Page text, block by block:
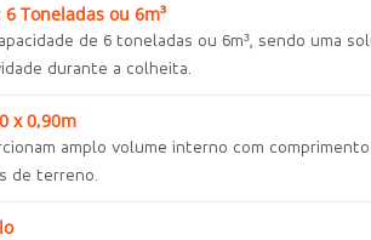
Toneladas ou 6m³
de 6 toneladas ou 6m³, sendo uma
durante a colheita.
x 0,90m
amplo volume interno com
de terreno.